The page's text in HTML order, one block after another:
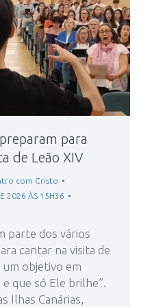
para
de Leão XIV
com Cristo
2026 ÀS 15H36
parte dos vários
cantar na visita de
um objetivo em
que só Ele brilhe”.
Ilhas Canárias,